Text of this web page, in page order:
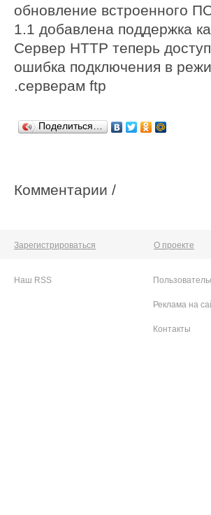
обновление встроенного
1.1 добавлена поддержка
Сервер HTTP теперь
ошибка подключения в
серверам ftp.
Поделиться…
Комментарии /
Зарегистрироваться О проекте
Наш RSS
Реклама на
Контакты